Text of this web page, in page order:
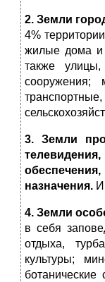
2. Земли
4%
жилые дома и
также
сооружения;
3. Земли
назначения.
4. Земли
в себя
отдыха,
культуры;